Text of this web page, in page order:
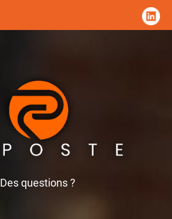
Des questions ?